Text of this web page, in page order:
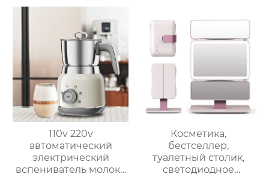
с низким
содержанием жира
электрическая
воздушная
фритюрница Тостер
духовка воздушная
фритюрница
функциями Духовка
Электрическая
интеллектуальная
воздушная
фритюрница
Хрустящий Готовит
без масла
110v 220v
автоматический
электрический
вспениватель молока
Косметика,
бестселлер,
туалетный столик,
светодиодное